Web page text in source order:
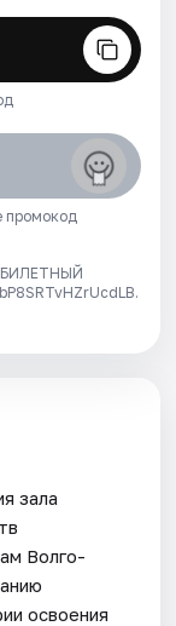
промокод
зала
Волго-
освоения